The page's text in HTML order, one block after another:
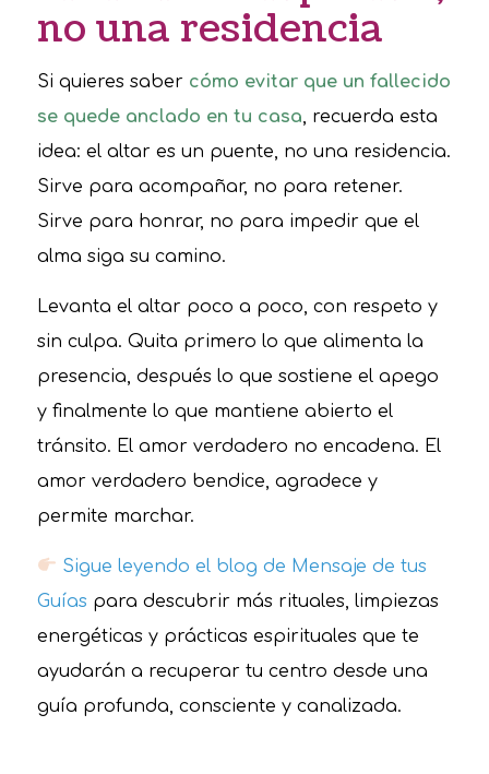
no una residencia
Si quieres saber cómo evitar que un fallecido
se quede anclado en tu casa, recuerda esta
idea: el altar es un puente, no una residencia.
Sirve para acompañar, no para retener.
Sirve para honrar, no para impedir que el
alma siga su camino.
Levanta el altar poco a poco, con respeto y
sin culpa. Quita primero lo que alimenta la
presencia, después lo que sostiene el apego
y finalmente lo que mantiene abierto el
tránsito. El amor verdadero no encadena. El
amor verdadero bendice, agradece y
permite marchar.
Sigue leyendo el blog de Mensaje de tus
Guías para descubrir más rituales, limpiezas
energéticas y prácticas espirituales que te
ayudarán a recuperar tu centro desde una
guía profunda, consciente y canalizada.